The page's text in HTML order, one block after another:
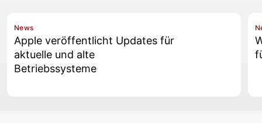
News
Apple veröffentlicht Updates für
aktuelle und alte
Betriebssysteme